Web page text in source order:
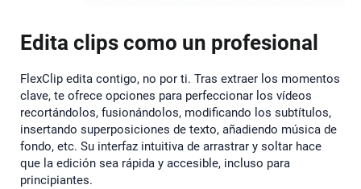
Edita clips como un profesional
FlexClip edita contigo, no por ti. Tras extraer los momentos
clave, te ofrece opciones para perfeccionar los vídeos
recortándolos, fusionándolos, modificando los subtítulos,
insertando superposiciones de texto, añadiendo música de
fondo, etc. Su interfaz intuitiva de arrastrar y soltar hace
que la edición sea rápida y accesible, incluso para
principiantes.